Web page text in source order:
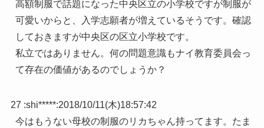
高額制服で話題になった中央区立の小学校ですが制服が
可愛いからと、入学志願者が増えているそうです。確認
しておきますが中央区の区立小学校です。
私立ではありません。何の問題意識もナイ教育委員会っ
て存在の価値があるのでしょうか？
27 :shi*****:2018/10/11(木)18:57:42
今はもうない母校の制服のリカちゃん持ってます。たま